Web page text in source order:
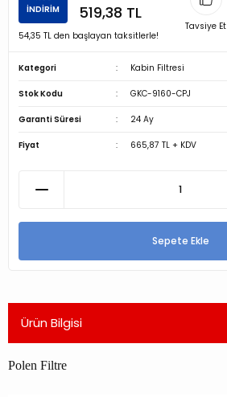
İNDİRİM
519,38 TL
54,35 TL den başlayan taksitlerle!
Tavsiye Et
Kategori Kabin Filtresi
Stok Kodu GKC-9160-CPJ
Garanti Süresi 24 Ay
Fiyat 665,87 TL + KDV
Sepete Ekle
Ürün Bilgisi
Polen Filtre